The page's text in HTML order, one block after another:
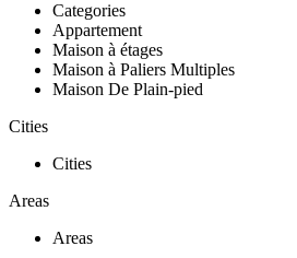
Categories
Appartement
Maison à étages
Maison à Paliers Multiples
Maison De Plain-pied
Cities
Cities
Areas
Areas